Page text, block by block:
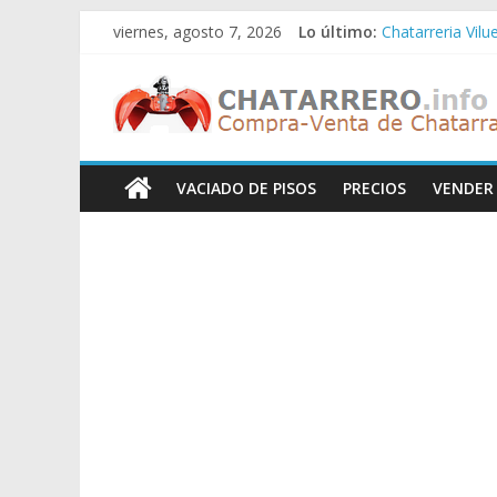
Saltar
contenido
viernes, agosto 7, 2026 Lo último: Chatarreria
Chatarreria
Chatarreria
Chatarreros
–
Precio
VACIADO DE PISOS PRECIOS